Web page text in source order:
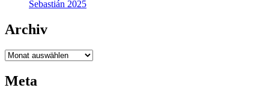
Sebastián 2025
Archiv
Archiv
Meta